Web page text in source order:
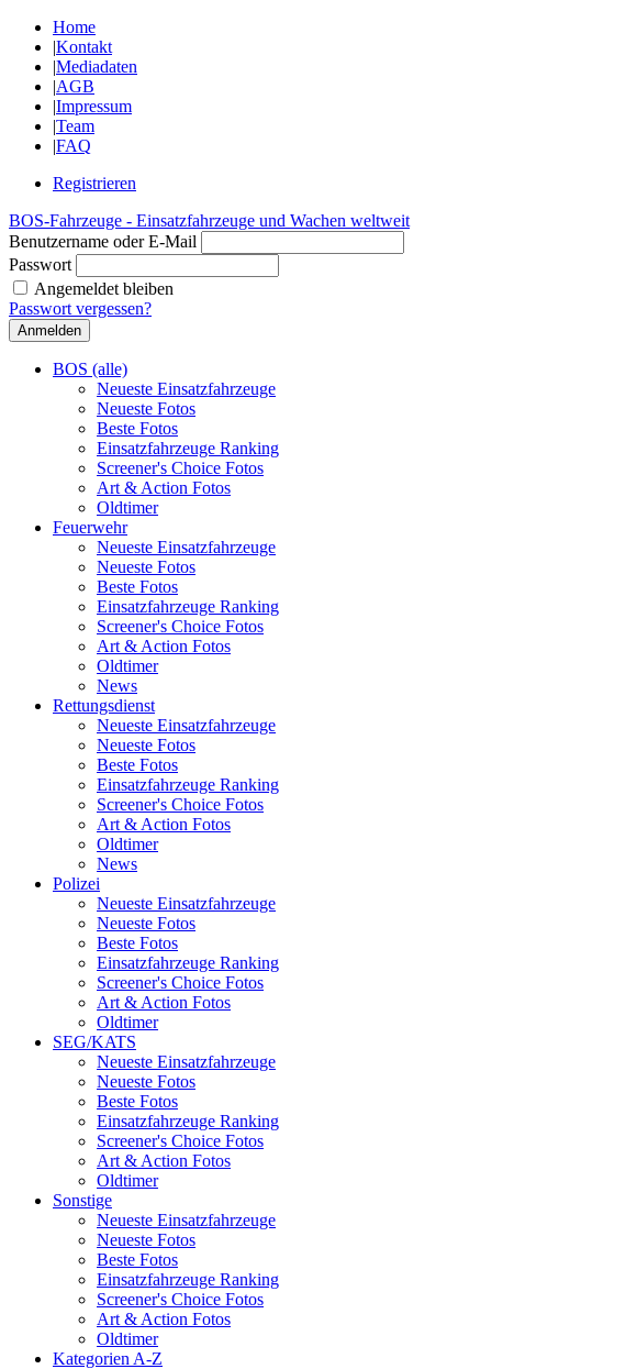
Home
|Kontakt
|Mediadaten
|AGB
|Impressum
|Team
|FAQ
Registrieren
BOS-Fahrzeuge - Einsatzfahrzeuge und Wachen weltweit
Benutzername oder E-Mail
Passwort
Angemeldet bleiben
Passwort vergessen?
BOS (alle)
Neueste Einsatzfahrzeuge
Neueste Fotos
Beste Fotos
Einsatzfahrzeuge Ranking
Screener's Choice Fotos
Art & Action Fotos
Oldtimer
Feuerwehr
Neueste Einsatzfahrzeuge
Neueste Fotos
Beste Fotos
Einsatzfahrzeuge Ranking
Screener's Choice Fotos
Art & Action Fotos
Oldtimer
News
Rettungsdienst
Neueste Einsatzfahrzeuge
Neueste Fotos
Beste Fotos
Einsatzfahrzeuge Ranking
Screener's Choice Fotos
Art & Action Fotos
Oldtimer
News
Polizei
Neueste Einsatzfahrzeuge
Neueste Fotos
Beste Fotos
Einsatzfahrzeuge Ranking
Screener's Choice Fotos
Art & Action Fotos
Oldtimer
SEG/KATS
Neueste Einsatzfahrzeuge
Neueste Fotos
Beste Fotos
Einsatzfahrzeuge Ranking
Screener's Choice Fotos
Art & Action Fotos
Oldtimer
Sonstige
Neueste Einsatzfahrzeuge
Neueste Fotos
Beste Fotos
Einsatzfahrzeuge Ranking
Screener's Choice Fotos
Art & Action Fotos
Oldtimer
Kategorien A-Z